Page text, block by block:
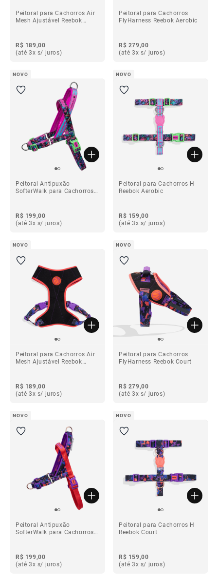
Peitoral para Cachorros Air
Mesh Ajustável Reebok
R$ 189,00
(até 3x s/ juros)
Peitoral para Cachorros
FlyHarness Reebok Aerobic
R$ 279,00
(até 3x s/ juros)
NOVO
Peitoral Antipuxão
SofterWalk para Cachorros
R$ 199,00
(até 3x s/ juros)
NOVO
Peitoral para Cachorros H
Reebok Aerobic
R$ 159,00
(até 3x s/ juros)
NOVO
Peitoral para Cachorros Air
Mesh Ajustável Reebok
R$ 189,00
(até 3x s/ juros)
NOVO
Peitoral para Cachorros
FlyHarness Reebok Court
R$ 279,00
(até 3x s/ juros)
NOVO
Peitoral Antipuxão
SofterWalk para Cachorros
R$ 199,00
(até 3x s/ juros)
NOVO
Peitoral para Cachorros H
Reebok Court
R$ 159,00
(até 3x s/ juros)